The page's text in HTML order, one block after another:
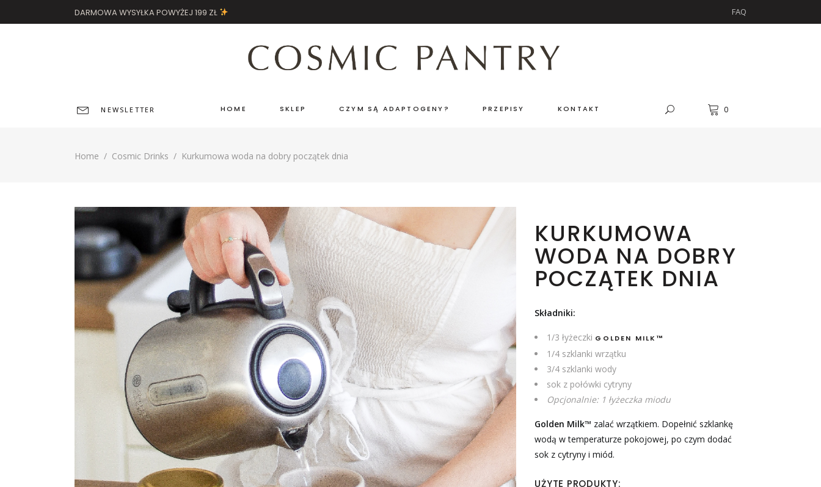
DARMOWA WYSYŁKA POWYŻEJ 199 ZŁ FAQ
NEWSLETTER HOME SKLEP CZYM SĄ ADAPTOGENY? PRZEPISY KONTAKT 0
Home / Cosmic Drinks / Kurkumowa woda na dobry początek dnia
KURKUMOWA
WODA NA DOBRY
POCZĄTEK DNIA
Składniki:
1/3 łyżeczki GOLDEN MILK™
1/4 szklanki wrzątku
3/4 szklanki wody
sok z połówki cytryny
Opcjonalnie: 1 łyżeczka miodu
Golden Milk™ zalać wrzątkiem. Dopełnić szklankę
wodą w temperaturze pokojowej, po czym dodać
sok z cytryny i miód.
UŻYTE PRODUKTY: